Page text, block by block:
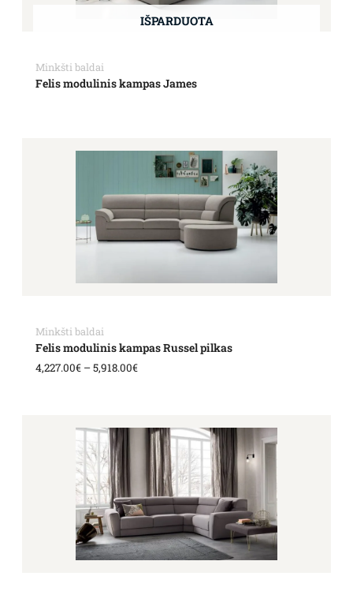
IŠPARDUOTA
Minkšti baldai
Felis modulinis kampas James
Minkšti baldai
Felis modulinis kampas Russel pilkas
4,227.00€ –5,918.00€
range:
4,227.00€
through
5,918.00€